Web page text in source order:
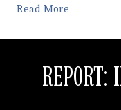
Read More
REPORT: